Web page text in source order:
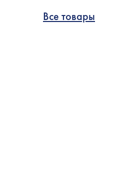
Все товары